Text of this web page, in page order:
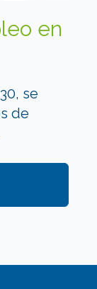
en
se
de